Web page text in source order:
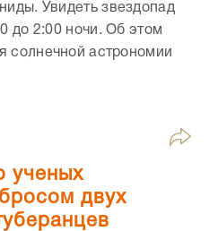
Увидеть звездопад
до 2:00 ночи. Об этом
солнечной астрономии
ученых
двух